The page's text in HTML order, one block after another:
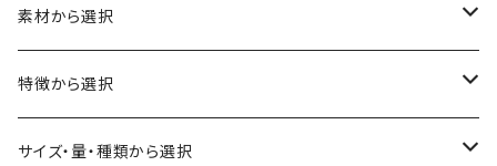
素材から選択
ABS
ASA（アクリル・スチレン・アクリロニトリル）
特徴から選択
食品対応
サイズ・量・種類から選択